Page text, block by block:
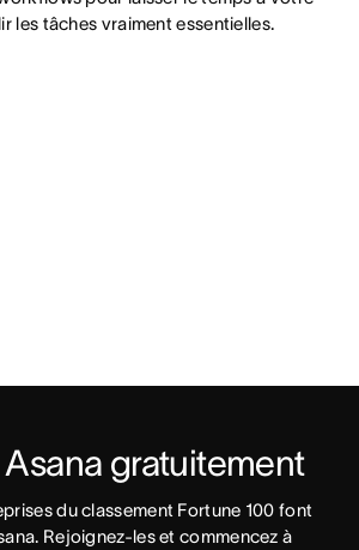
les tâches vraiment essentielles.
Asana gratuitement
du classement Fortune 100 font
Rejoignez-les et commencez à